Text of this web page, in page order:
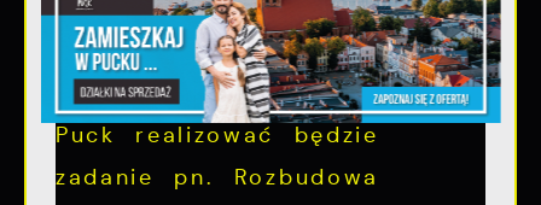
Pucku
W 2024 roku Gmina Miasta
Puck realizować będzie
zadanie pn. Rozbudowa